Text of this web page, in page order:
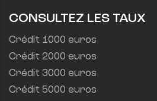
CONSULTEZ LES TAUX
Crédit 1000 euros
Crédit 2000 euros
Crédit 3000 euros
Crédit 5000 euros